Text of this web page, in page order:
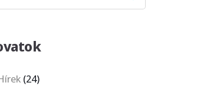
Search
(24)